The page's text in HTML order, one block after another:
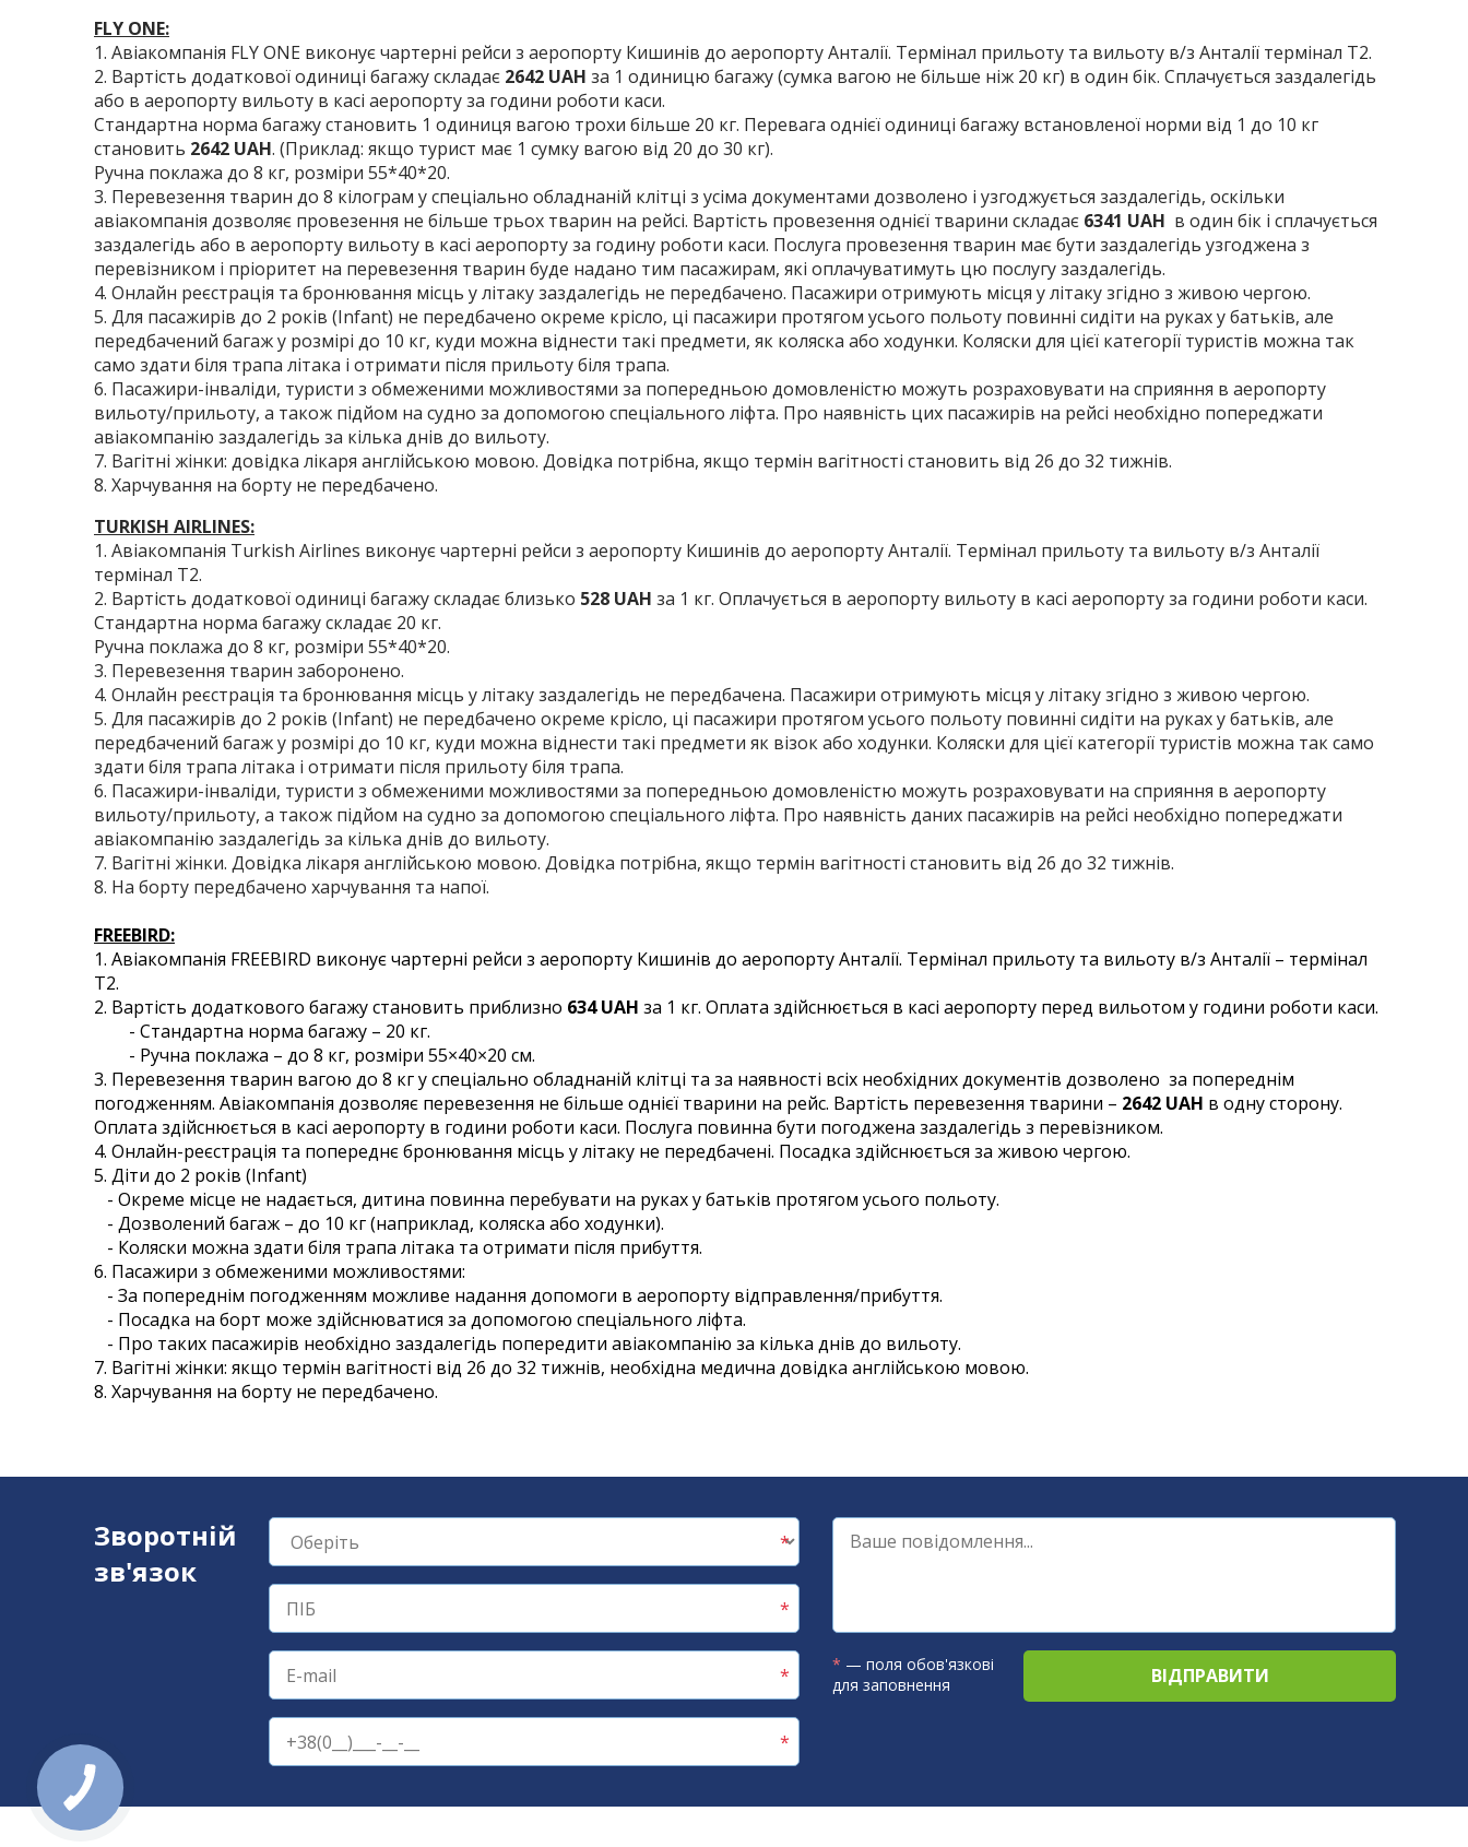
FLY ONE:
1. Авіакомпанія FLY ONE виконує чартерні рейси з аеропорту Кишинів до аеропорту Анталії. Термінал прильоту та вильоту в/з Анталії термінал T2.
2. Вартість додаткової одиниці багажу складає 2642 UAH за 1 одиницю багажу (сумка вагою не більше ніж 20 кг) в один бік. Сплачується заздалегідь
або в аеропорту вильоту в касі аеропорту за години роботи каси.
Стандартна норма багажу становить 1 одиниця вагою трохи більше 20 кг. Перевага однієї одиниці багажу встановленої норми від 1 до 10 кг
становить 2642 UAH. (Приклад: якщо турист має 1 сумку вагою від 20 до 30 кг).
Ручна поклажа до 8 кг, розміри 55*40*20.
3. Перевезення тварин до 8 кілограм у спеціально обладнаній клітці з усіма документами дозволено і узгоджується заздалегідь, оскільки
авіакомпанія дозволяє провезення не більше трьох тварин на рейсі. Вартість провезення однієї тварини складає 6341 UAH в один бік і сплачується
заздалегідь або в аеропорту вильоту в касі аеропорту за годину роботи каси. Послуга провезення тварин має бути заздалегідь узгоджена з
перевізником і пріоритет на перевезення тварин буде надано тим пасажирам, які оплачуватимуть цю послугу заздалегідь.
4. Онлайн реєстрація та бронювання місць у літаку заздалегідь не передбачено. Пасажири отримують місця у літаку згідно з живою чергою.
5. Для пасажирів до 2 років (Infant) не передбачено окреме крісло, ці пасажири протягом усього польоту повинні сидіти на руках у батьків, але
передбачений багаж у розмірі до 10 кг, куди можна віднести такі предмети, як коляска або ходунки. Коляски для цієї категорії туристів можна так
само здати біля трапа літака і отримати після прильоту біля трапа.
6. Пасажири-інваліди, туристи з обмеженими можливостями за попередньою домовленістю можуть розраховувати на сприяння в аеропорту
вильоту/прильоту, а також підйом на судно за допомогою спеціального ліфта. Про наявність цих пасажирів на рейсі необхідно попереджати
авіакомпанію заздалегідь за кілька днів до вильоту.
7. Вагітні жінки: довідка лікаря англійською мовою. Довідка потрібна, якщо термін вагітності становить від 26 до 32 тижнів.
8. Харчування на борту не передбачено.
TURKISH AIRLINES:
1. Авіакомпанія Turkish Airlines виконує чартерні рейси з аеропорту Кишинів до аеропорту Анталії. Термінал прильоту та вильоту в/з Анталії
термінал T2.
2. Вартість додаткової одиниці багажу складає близько 528 UAH за 1 кг. Оплачується в аеропорту вильоту в касі аеропорту за години роботи каси.
Стандартна норма багажу складає 20 кг.
Ручна поклажа до 8 кг, розміри 55*40*20.
3. Перевезення тварин заборонено.
4. Онлайн реєстрація та бронювання місць у літаку заздалегідь не передбачена. Пасажири отримують місця у літаку згідно з живою чергою.
5. Для пасажирів до 2 років (Infant) не передбачено окреме крісло, ці пасажири протягом усього польоту повинні сидіти на руках у батьків, але
передбачений багаж у розмірі до 10 кг, куди можна віднести такі предмети як візок або ходунки. Коляски для цієї категорії туристів можна так само
здати біля трапа літака і отримати після прильоту біля трапа.
6. Пасажири-інваліди, туристи з обмеженими можливостями за попередньою домовленістю можуть розраховувати на сприяння в аеропорту
вильоту/прильоту, а також підйом на судно за допомогою спеціального ліфта. Про наявність даних пасажирів на рейсі необхідно попереджати
авіакомпанію заздалегідь за кілька днів до вильоту.
7. Вагітні жінки. Довідка лікаря англійською мовою. Довідка потрібна, якщо термін вагітності становить від 26 до 32 тижнів.
8. На борту передбачено харчування та напої.
FREEBIRD:
1. Авіакомпанія FREEBIRD виконує чартерні рейси з аеропорту Кишинів до аеропорту Анталії. Термінал прильоту та вильоту в/з Анталії – термінал
T2.
2. Вартість додаткового багажу становить приблизно 634 UAH за 1 кг. Оплата здійснюється в касі аеропорту перед вильотом у години роботи каси.
- Стандартна норма багажу – 20 кг.
- Ручна поклажа – до 8 кг, розміри 55×40×20 см.
3. Перевезення тварин вагою до 8 кг у спеціально обладнаній клітці та за наявності всіх необхідних документів дозволено за попереднім
погодженням. Авіакомпанія дозволяє перевезення не більше однієї тварини на рейс. Вартість перевезення тварини – 2642 UAH в одну сторону.
Оплата здійснюється в касі аеропорту в години роботи каси. Послуга повинна бути погоджена заздалегідь з перевізником.
4. Онлайн-реєстрація та попереднє бронювання місць у літаку не передбачені. Посадка здійснюється за живою чергою.
5. Діти до 2 років (Infant)
- Окреме місце не надається, дитина повинна перебувати на руках у батьків протягом усього польоту.
- Дозволений багаж – до 10 кг (наприклад, коляска або ходунки).
- Коляски можна здати біля трапа літака та отримати після прибуття.
6. Пасажири з обмеженими можливостями:
- За попереднім погодженням можливе надання допомоги в аеропорту відправлення/прибуття.
- Посадка на борт може здійснюватися за допомогою спеціального ліфта.
- Про таких пасажирів необхідно заздалегідь попередити авіакомпанію за кілька днів до вильоту.
7. Вагітні жінки: якщо термін вагітності від 26 до 32 тижнів, необхідна медична довідка англійською мовою.
8. Харчування на борту не передбачено.
Зворотній
зв'язок
* — поля обов'язкові
для заповнення